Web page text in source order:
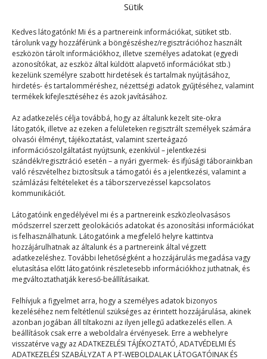
Sütik
Kedves látogatónk! Mi és a partnereink információkat, sütiket stb.
tárolunk vagy hozzáférünk a böngészéshez/regisztrációhoz használt
eszközön tárolt információkhoz, illetve személyes adatokat (egyedi
azonosítókat, az eszköz által küldött alapvető információkat stb.)
kezelünk személyre szabott hirdetések és tartalmak nyújtásához,
hirdetés- és tartalomméréshez, nézettségi adatok gyűjtéséhez, valamint
termékek kifejlesztéséhez és azok javításához.
Az adatkezelés célja továbbá, hogy az általunk kezelt site-okra
látogatók, illetve az ezeken a felületeken regisztrált személyek számára
olvasói élményt, tájékoztatást, valamint szerteágazó
információszolgáltatást nyújtsunk, ezenkívül – jelentkezési
szándék/regisztráció esetén – a nyári gyermek- és ifjúsági táborainkban
való részvételhez biztosítsuk a támogatói és a jelentkezési, valamint a
számlázási feltételeket és a táborszervezéssel kapcsolatos
kommunikációt.
Látogatóink engedélyével mi és a partnereink eszközleolvasásos
módszerrel szerzett geolokációs adatokat és azonosítási információkat
is felhasználhatunk. Látogatóink a megfelelő helyre kattintva
hozzájárulhatnak az általunk és a partnereink által végzett
adatkezeléshez. További lehetőségként a hozzájárulás megadása vagy
elutasítása előtt látogatóink részletesebb információkhoz juthatnak, és
megváltoztathatják kereső-beállításaikat.
Felhívjuk a figyelmet arra, hogy a személyes adatok bizonyos
kezeléséhez nem feltétlenül szükséges az érintett hozzájárulása, akinek
azonban jogában áll tiltakozni az ilyen jellegű adatkezelés ellen. A
beállítások csak erre a weboldalra érvényesek. Erre a webhelyre
visszatérve vagy az ADATKEZELÉSI TÁJÉKOZTATÓ, ADATVÉDELMI ÉS
ADATKEZELÉSI SZABÁLYZAT A PT-WEBOLDALAK LÁTOGATÓINAK ÉS
Tájékoztató a táborozásról
Mix
2023. 06. 18.
Hétfőn tájékoztatót tartunk a 2023-as PEOPLE
TEAM-táborozásról. Megszólítottuk a mesterséges
intelligenciát: „Milyen kérdéseket tennél fel…
© 2023–2026
Navigáció
Főoldal